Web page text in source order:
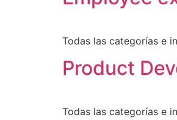
Todas las categorías e
Product
Todas las categorías e